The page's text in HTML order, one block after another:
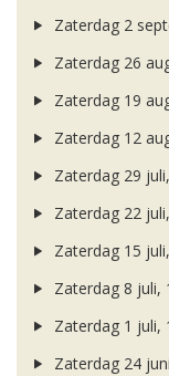
Zaterdag 2
Zaterdag 26
Zaterdag 19
Zaterdag 12
Zaterdag 29
Zaterdag 22
Zaterdag 15
Zaterdag 8 juli,
Zaterdag 1 juli,
Zaterdag 24